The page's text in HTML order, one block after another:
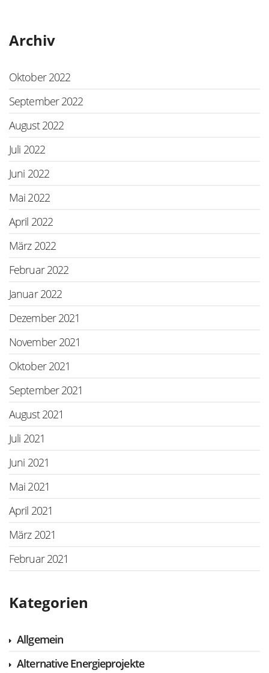
Archiv
Oktober 2022
September 2022
August 2022
Juli 2022
Juni 2022
Mai 2022
April 2022
März 2022
Februar 2022
Januar 2022
Dezember 2021
November 2021
Oktober 2021
September 2021
August 2021
Juli 2021
Juni 2021
Mai 2021
April 2021
März 2021
Februar 2021
Kategorien
Allgemein
Alternative Energieprojekte